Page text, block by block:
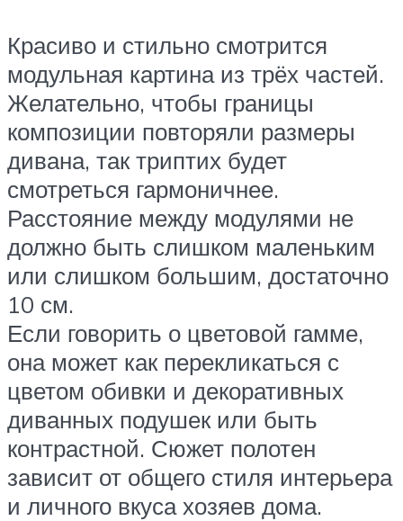
Красиво и стильно смотрится
модульная картина из трёх частей.
Желательно, чтобы границы
композиции повторяли размеры
дивана, так триптих будет
смотреться гармоничнее.
Расстояние между модулями не
должно быть слишком маленьким
или слишком большим, достаточно
10 см.
Если говорить о цветовой гамме,
она может как перекликаться с
цветом обивки и декоративных
диванных подушек или быть
контрастной. Сюжет полотен
зависит от общего стиля интерьера
и личного вкуса хозяев дома.